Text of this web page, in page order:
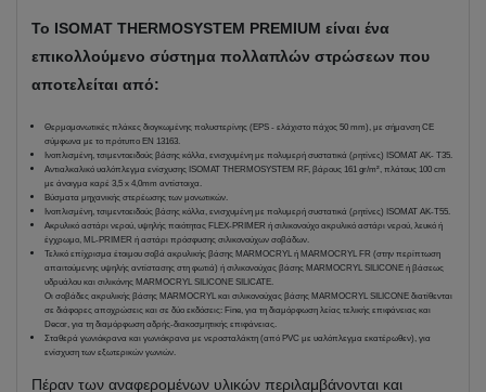
Το ISOMAT THERMOSYSTEM PREMIUM είναι ένα
επικολλούμενο σύστημα πολλαπλών στρώσεων που
αποτελείται από:
Θερμομονωτικές πλάκες διογκωμένης πολυστερίνης (EPS - ελάχιστο πάχος 50 mm), με σήμανση CE
σύμφωνα με το πρότυπο EN 13163.
Ινοπλισμένη, τσιμεντοειδούς βάσης κόλλα, ενισχυμένη με πολυμερή συστατικά (ρητίνες) ISOMAT AK- T35.
Αντιαλκαλικό υαλόπλεγμα ενίσχυσης ISOMAT THERMOSYSTEM RF, βάρους 161 gr/m², πλάτους 100 cm
με άνοιγμα καρέ 3,5 x 4,0mm αντίστοιχα.
Βύσματα μηχανικής στερέωσης των μονωτικών.
Ινοπλισμένη, τσιμεντοειδούς βάσης κόλλα, ενισχυμένη με πολυμερή συστατικά (ρητίνες) ISOMAT AK-T55.
Ακρυλικό αστάρι νερού, υψηλής ποιότητας FLEX-PRIMER ή σιλικονούχο ακρυλικό αστάρι νερού, λευκό ή
έγχρωμο, ML-PRIMER ή αστάρι πρόσφυσης σιλικονούχων σοβάδων.
Τελικό επίχρισμα έτοιμου σοβά ακρυλικής βάσης MARMOCRYL ή MARMOCRYL FR (στην περίπτωση
απαιτούμενης υψηλής αντίστασης στη φωτιά) ή σιλικονούχας βάσης MARMOCRYL SILICONE ή βάσεως
υδρυάλου και σιλικόνης MARMOCRYL SILICONE SILICATE.
Οι σοβάδες ακρυλικής βάσης MARMOCRYL και σιλικονούχας βάσης MARMOCRYL SILICONE διατίθενται
σε διάφορες αποχρώσεις και σε δύο εκδόσεις: Fine, για τη διαμόρφωση λείας τελικής επιφάνειας και
Decor, για τη διαμόρφωση αδρής-διακοσμητικής επιφάνειας.
Σταθερά γωνιόκρανα και γωνιόκρανα με νεροσταλάκτη (από PVC με υαλόπλεγμα εκατέρωθεν), για
ενίσχυση των εξωτερικών γωνιών.
Πέραν των αναφερομένων υλικών περιλαμβάνονται και